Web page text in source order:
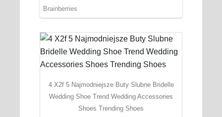
4 X2f 5 Najmodniejsze Buty Slubne Bridelle
Wedding Shoe Trend Wedding Accessories
Shoes Trending Shoes